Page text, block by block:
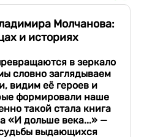
Молчанова:
и историях
в зеркало
словно заглядываем
видим её героев и
формировали наше
такой стала книга
«И дольше века...» —
выдающихся